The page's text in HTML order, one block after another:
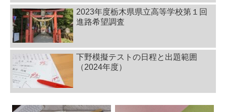
2023年度栃木県県立高等学校第１回
進路希望調査
下野模擬テストの日程と出題範囲
（2024年度）